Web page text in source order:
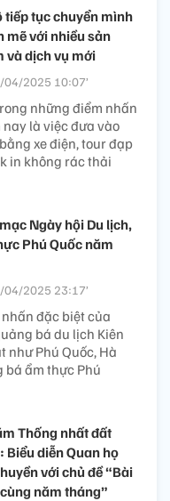
tiếp tục chuyển mình
mẽ với nhiều sản
và dịch vụ mới
04/2025 10:07’
những điểm nhấn
là việc đưa vào
xe điện, tour đạp
in không rác thải
Ngày hội Du lịch,
Phú Quốc năm
04/2025 23:17’
đặc biệt của
bá du lịch Kiên
như Phú Quốc, Hà
bá ẩm thực Phú
Thống nhất đất
Biểu diễn Quan họ
với chủ đề “Bài
năm tháng”